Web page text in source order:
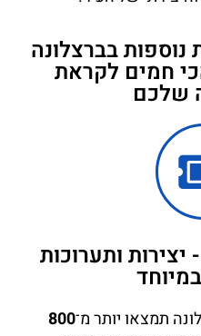
נוספות בברצלונה
חמים לקראת
שלכם
ותערוכות
תמצאו יותר מ־800